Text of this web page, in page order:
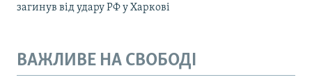
загинув від удару РФ у Харкові
ВАЖЛИВЕ НА СВОБОДІ